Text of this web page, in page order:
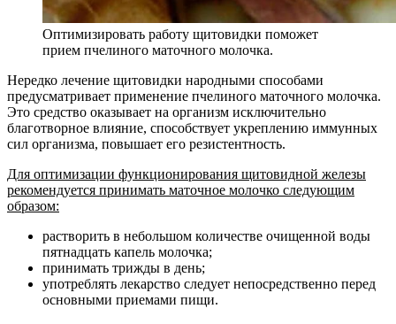
Оптимизировать работу щитовидки поможет
прием пчелиного маточного молочка.
Нередко лечение щитовидки народными способами
предусматривает применение пчелиного маточного молочка.
Это средство оказывает на организм исключительно
благотворное влияние, способствует укреплению иммунных
сил организма, повышает его резистентность.
Для оптимизации функционирования щитовидной железы
рекомендуется принимать маточное молочко следующим
образом:
растворить в небольшом количестве очищенной воды
пятнадцать капель молочка;
принимать трижды в день;
употреблять лекарство следует непосредственно перед
основными приемами пищи.